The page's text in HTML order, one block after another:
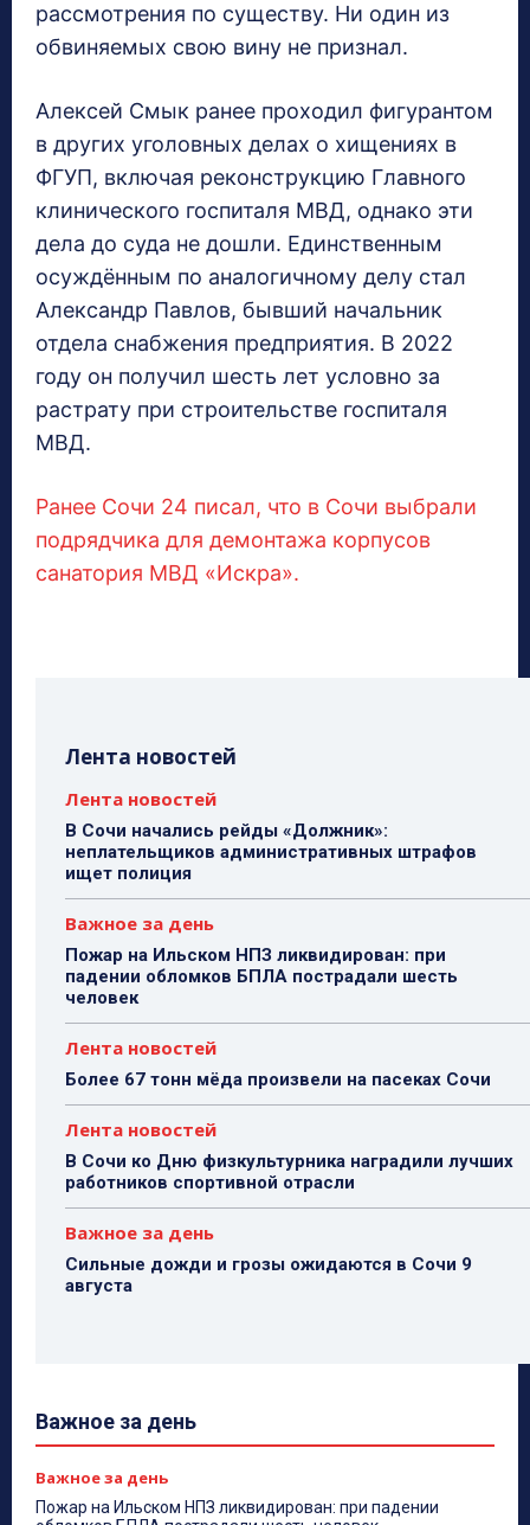
рассмотрения по существу. Ни один из
обвиняемых свою вину не признал.
Алексей Смык ранее проходил фигурантом
в других уголовных делах о хищениях в
ФГУП, включая реконструкцию Главного
клинического госпиталя МВД, однако эти
дела до суда не дошли. Единственным
осуждённым по аналогичному делу стал
Александр Павлов, бывший начальник
отдела снабжения предприятия. В 2022
году он получил шесть лет условно за
растрату при строительстве госпиталя
МВД.
Ранее Сочи 24 писал, что в Сочи выбрали
подрядчика для демонтажа корпусов
санатория МВД «Искра».
Лента новостей
Лента новостей
В Сочи начались рейды «Должник»:
неплательщиков административных штрафов
ищет полиция
Важное за день
Пожар на Ильском НПЗ ликвидирован: при
падении обломков БПЛА пострадали шесть
человек
Лента новостей
Более 67 тонн мёда произвели на пасеках Сочи
Лента новостей
В Сочи ко Дню физкультурника наградили лучших
работников спортивной отрасли
Важное за день
Сильные дожди и грозы ожидаются в Сочи 9
августа
Важное за день
Важное за день
Пожар на Ильском НПЗ ликвидирован: при падении